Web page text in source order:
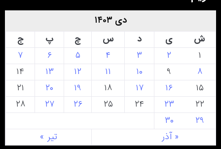
دی ۱۴۰۳
ش
ی د س چ پ ج
« آذر تیر »
۲ ۳ ۴ ۵ ۶
۷
۸
۹ ۱۰ ۱۱ ۱۲ ۱۳
۱۴
۱۵
۱۶ ۱۷ ۱۸ ۱۹ ۲۰
۲۱
۲۲
۲۳ ۲۴ ۲۵ ۲۶ ۲۷
۲۸
۲۹
۳۰